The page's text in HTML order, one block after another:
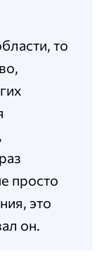
то
просто
это
он.